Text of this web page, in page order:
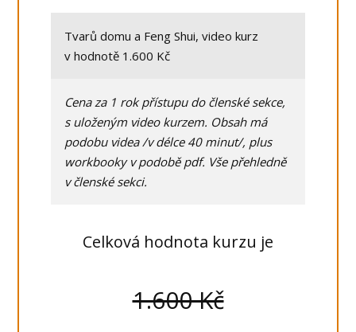
Tvarů domu a Feng Shui, video kurz
v hodnotě 1.600 Kč
Cena za 1 rok přístupu do členské sekce,
s uloženým video kurzem. Obsah má
podobu videa /v délce 40 minut/, plus
workbooky v podobě pdf. Vše přehledně
v členské sekci.
Celková hodnota kurzu je
1.600 Kč